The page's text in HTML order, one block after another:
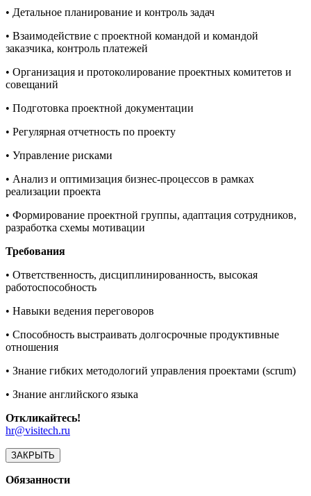
• Детальное планирование и контроль задач
• Взаимодействие с проектной командой и командой
заказчика, контроль платежей
• Организация и протоколирование проектных комитетов и
совещаний
• Подготовка проектной документации
• Регулярная отчетность по проекту
• Управление рисками
• Анализ и оптимизация бизнес-процессов в рамках
реализации проекта
• Формирование проектной группы, адаптация сотрудников,
разработка схемы мотивации
Требования
• Ответственность, дисциплинированность, высокая
работоспособность
• Навыки ведения переговоров
• Способность выстраивать долгосрочные продуктивные
отношения
• Знание гибких методологий управления проектами (scrum)
• Знание английского языка
Откликайтесь!
hr@visitech.ru
ЗАКРЫТЬ
Обязанности